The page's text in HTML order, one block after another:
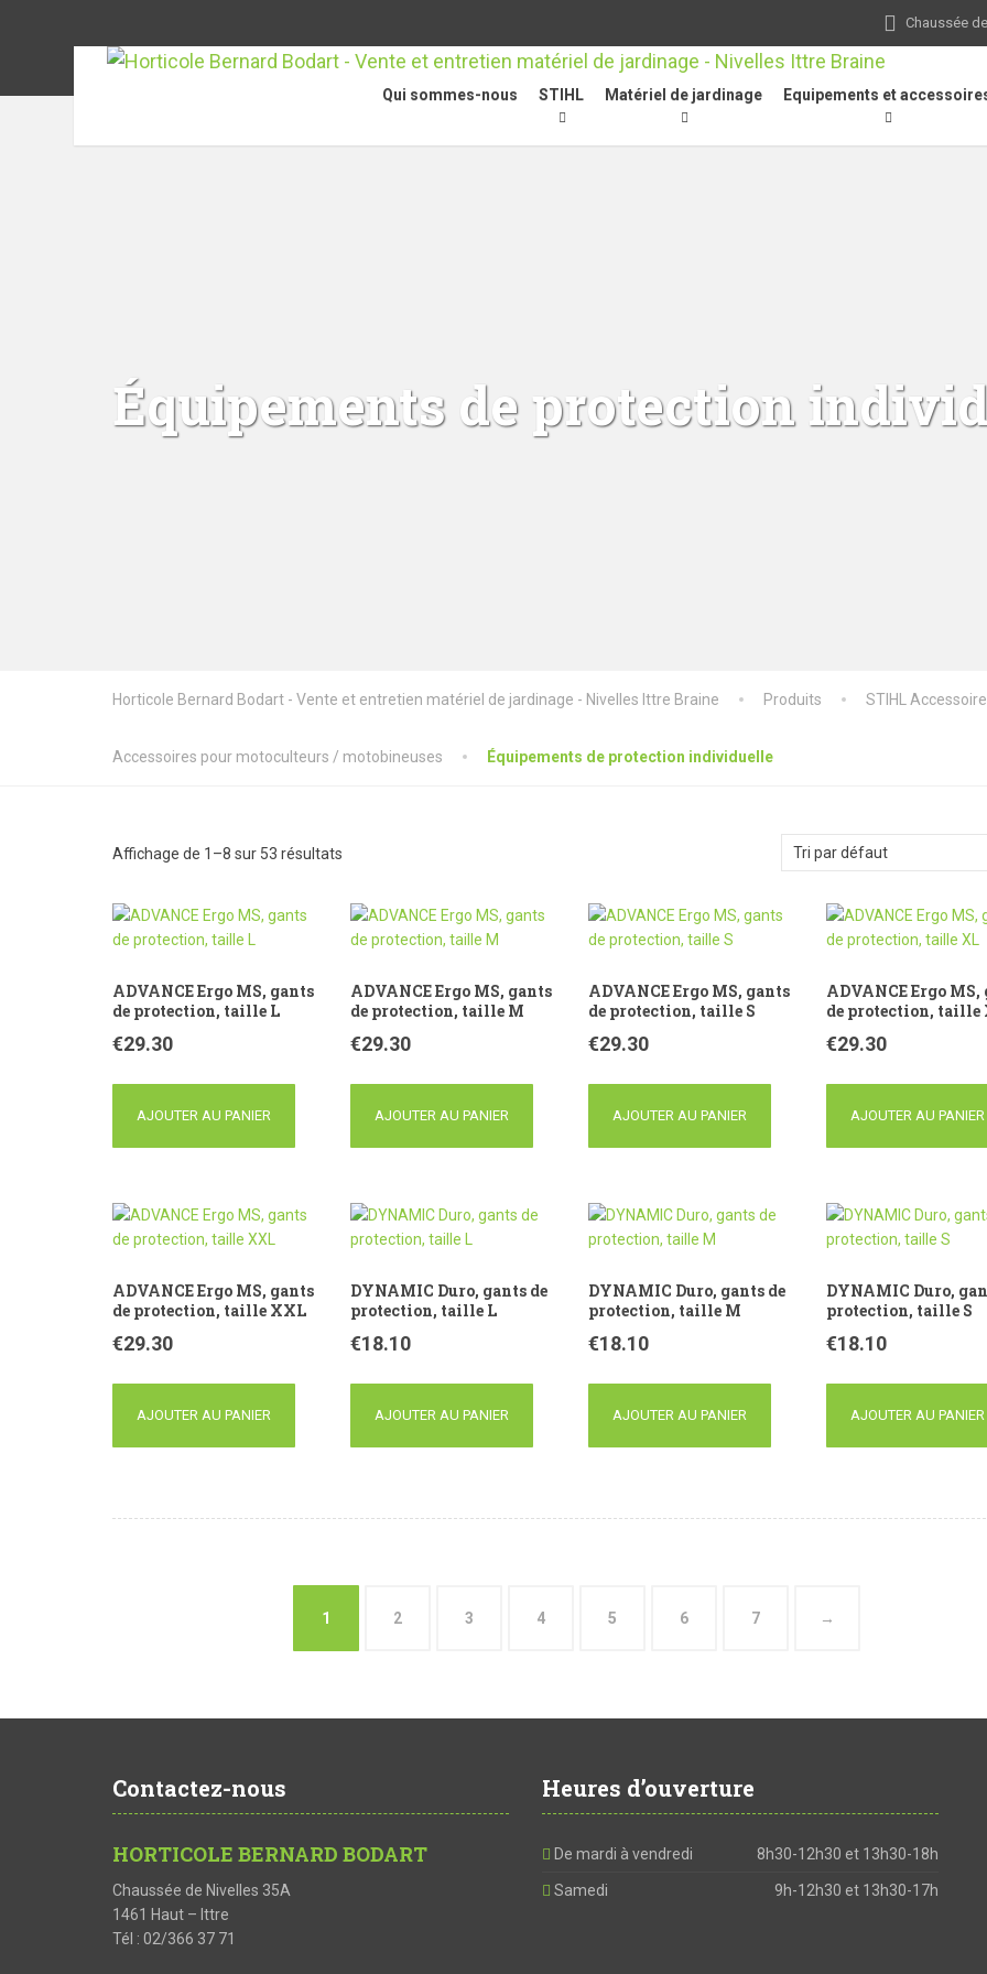
Chaussée
Qui sommes-nous STIHL Matériel de jardinage Equipements et
Équipements de protection
Horticole Bernard Bodart - Vente et entretien matériel de jardinage - Nivelles Ittre Braine Produits STIHL
Accessoires pour motoculteurs / motobineuses Équipements de protection individuelle
Affichage de 1–8 sur 53 résultats
ADVANCE Ergo MS, gants
de protection, taille L
€29.30
AJOUTER AU PANIER
ADVANCE Ergo MS, gants
de protection, taille M
€29.30
AJOUTER AU PANIER
ADVANCE Ergo MS, gants
de protection, taille S
€29.30
AJOUTER AU PANIER
ADVANCE Ergo MS,
de protection, taille
€29.30
AJOUTER AU PANIER
ADVANCE Ergo MS, gants
de protection, taille XXL
€29.30
AJOUTER AU PANIER
DYNAMIC Duro, gants de
protection, taille L
€18.10
AJOUTER AU PANIER
DYNAMIC Duro, gants de
protection, taille M
€18.10
AJOUTER AU PANIER
DYNAMIC Duro,
protection, taille S
€18.10
AJOUTER AU PANIER
1 2 3 4 5 6 7 →
Contactez-nous
HORTICOLE BERNARD BODART
Chaussée de Nivelles 35A
1461 Haut – Ittre
Tél : 02/366 37 71
Heures d’ouverture
De mardi à vendredi 8h30-12h30 et 13h30-18h
Samedi 9h-12h30 et 13h30-17h